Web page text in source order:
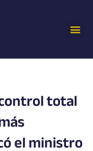
total
el ministro